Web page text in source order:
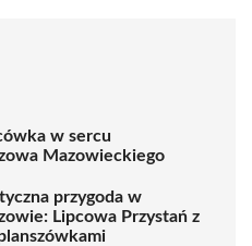
w sercu
Mazowieckiego
przygoda w
Lipcowa Przystań z